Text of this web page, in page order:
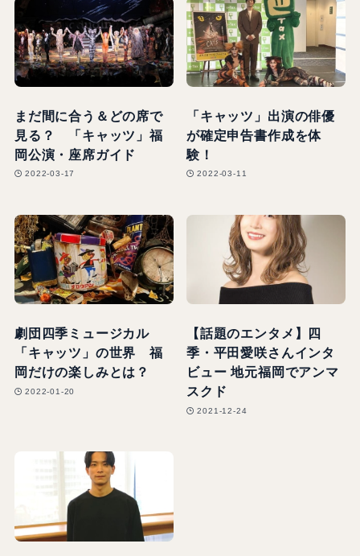
まだ間に合う＆どの席で
見る？ 「キャッツ」福
岡公演・座席ガイド
2022-03-17
「キャッツ」出演の俳優
が確定申告書作成を体
験！
2022-03-11
劇団四季ミュージカル
「キャッツ」の世界 福
岡だけの楽しみとは？
2022-01-20
【話題のエンタメ】四
季・平田愛咲さんインタ
ビュー 地元福岡でアンマ
スクド
2021-12-24